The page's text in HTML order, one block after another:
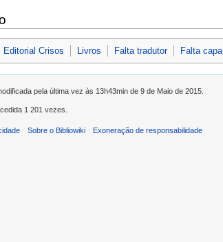
Editorial Crisos Livros Falta tradutor Falta capa
pela última vez às 13h43min de 9 de Maio de 2015.
1 201 vezes.
Sobre o Bibliowiki Exoneração de responsabilidade